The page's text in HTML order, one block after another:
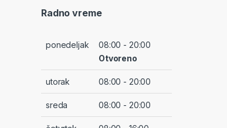
Radno vreme
ponedeljak
08:00 - 20:00
Otvoreno
utorak 08:00 - 20:00
sreda 08:00 - 20:00